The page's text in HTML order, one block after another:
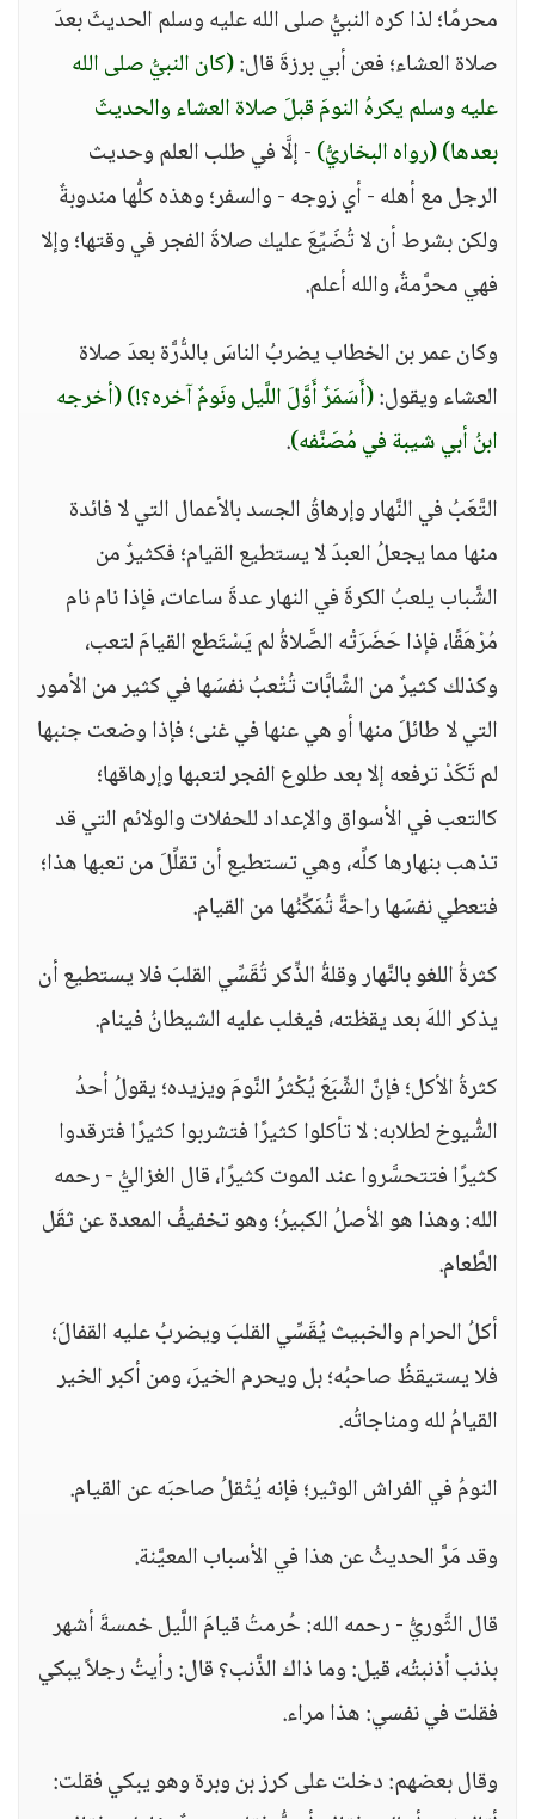
محرمًا؛ لذا كره النبيُّ صلى الله عليه وسلم الحديثَ بعدَ
صلاة العشاء؛ فعن أبي برزةَ قال:(كان النبيُّ صلى الله
عليه وسلم يكرهُ النومَ قبلَ صلاة العشاء والحديثَ
بعدها)(رواه البخاريُّ)- إلَّا في طلب العلم وحديث
الرجل مع أهله - أي زوجه - والسفر؛ وهذه كلُّها مندوبةٌ
ولكن بشرط أن لا تُضَيِّعَ عليك صلاةَ الفجر في وقتها؛ وإلا
فهي محرَّمةٌ، والله أعلم.
وكان عمر بن الخطاب يضربُ الناسَ بالدُّرَّة بعدَ صلاة
العشاء ويقول:(أَسَمَرٌ أَوَّلَ اللَّيل ونَومٌ آخره؟!)(أخرجه
ابنُ أبي شيبة في مُصَنَّفه).
التَّعَبُ في النَّهار وإرهاقُ الجسد بالأعمال التي لا فائدة
منها مما يجعلُ العبدَ لا يستطيع القيام؛ فكثيرٌ من
الشَّباب يلعبُ الكرةَ في النهار عدةَ ساعات، فإذا نام نام
مُرْهَقًا، فإذا حَضَرَتْه الصَّلاةُ لم يَسْتَطع القيامَ لتعب،
وكذلك كثيرٌ من الشَّابَّات تُتْعبُ نفسَها في كثير من الأمور
التي لا طائلَ منها أو هي عنها في غنى؛ فإذا وضعت جنبها
لم تَكَدْ ترفعه إلا بعد طلوع الفجر لتعبها وإرهاقها؛
كالتعب في الأسواق والإعداد للحفلات والولائم التي قد
تذهب بنهارها كلِّه، وهي تستطيع أن تقلِّلَ من تعبها هذا؛
فتعطي نفسَها راحةً تُمَكِّنُها من القيام.
كثرةُ اللغو بالنَّهار وقلةُ الذِّكر تُقَسِّي القلبَ فلا يستطيع أن
يذكر اللهَ بعد يقظته، فيغلب عليه الشيطانُ فينام.
كثرةُ الأكل؛ فإنَّ الشِّبَعَ يُكْثرُ النَّومَ ويزيده؛ يقولُ أحدُ
الشُّيوخ لطلابه: لا تأكلوا كثيرًا فتشربوا كثيرًا فترقدوا
كثيرًا فتتحسَّروا عند الموت كثيرًا، قال الغزاليُّ - رحمه
الله: وهذا هو الأصلُ الكبيرُ؛ وهو تخفيفُ المعدة عن ثقَل
الطَّعام.
أكلُ الحرام والخبيث يُقَسِّي القلبَ ويضربُ عليه القفالَ؛
فلا يستيقظُ صاحبُه؛ بل ويحرم الخيرَ، ومن أكبر الخير
القيامُ لله ومناجاتُه.
النومُ في الفراش الوثير؛ فإنه يُثْقلُ صاحبَه عن القيام.
وقد مَرَّ الحديثُ عن هذا في الأسباب المعيَّنة.
قال الثَّوريُّ - رحمه الله: حُرمتُ قيامَ اللَّيل خمسةَ أشهر
بذنب أذنبتُه، قيل: وما ذاك الذَّنب؟ قال: رأيتُ رجلاً يبكي
فقلت في نفسي: هذا مراء.
وقال بعضهم: دخلت على كرز بن وبرة وهو يبكي فقلت: